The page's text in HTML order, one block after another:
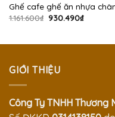
Ghế cafe ghế ăn nhựa
1.161.600₫ Giá
930.490₫Giá
GIỚI THIỆU
Công Ty TNHH Thương